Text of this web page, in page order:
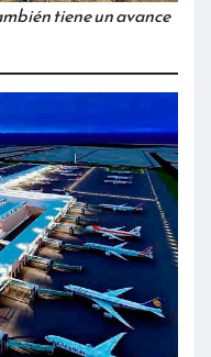
tiene un avance